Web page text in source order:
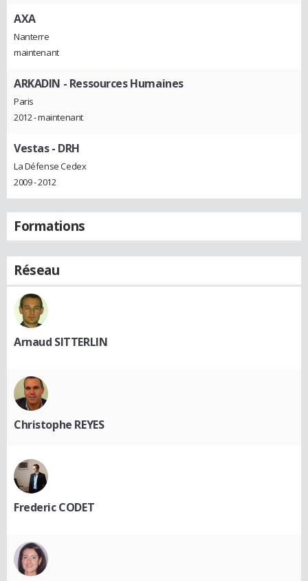
AXA
Nanterre
maintenant
ARKADIN - Ressources Humaines
Paris
2012 - maintenant
Vestas- DRH
La Défense Cedex
2009 - 2012
Formations
Réseau
Arnaud SITTERLIN
Christophe REYES
Frederic CODET